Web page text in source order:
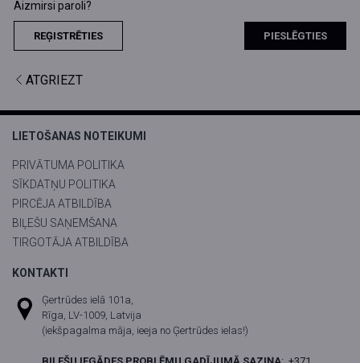
Aizmirsi paroli?
REĢISTRĒTIES PIESLĒGTIES
ATGRIEZT
LIETOŠANAS NOTEIKUMI
PRIVĀTUMA POLITIKA
SĪKDATŅU POLITIKA
PIRCĒJA ATBILDĪBA
BIĻEŠU SAŅEMŠANA
TIRGOTĀJA ATBILDĪBA
KONTAKTI
Ģertrūdes ielā 101a,
Rīga, LV-1009, Latvija
(iekšpagalma māja, ieeja no Ģertrūdes ielas!)